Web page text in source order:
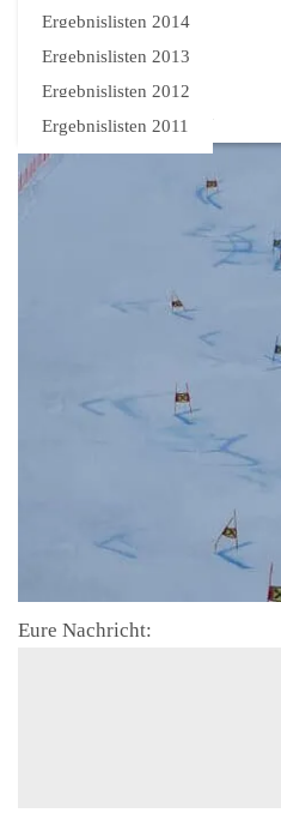
Ergebnislisten 2014
Ergebnislisten 2013
Ergebnislisten 2012
Ergebnislisten 2011
Bilder
Eure Nachricht: